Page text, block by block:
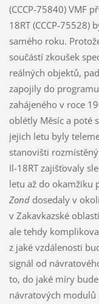
(CCCP-75840) VMF
18RT (CCCP-75528)
samého roku.
součástí zkoušek
reálných objektů,
zapojily do
zahájeného v roce
oblétly Měsíc a poté
jejich letu byly
stanovišti
Il-18RT zajišťovaly
letu až do okamžiku
Zonddosedaly v
v Zakavkazské
ale tehdy
z jaké vzdálenosti
signál od
to, do jaké míry
návratových